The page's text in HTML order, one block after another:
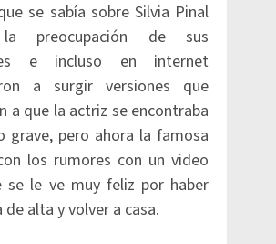
se sabía sobre Silvia Pinal
preocupación de sus
e incluso en internet
a surgir versiones que
a que la actriz se encontraba
grave, pero ahora la famosa
los rumores con un video
se le ve muy feliz por haber
alta y volver a casa.